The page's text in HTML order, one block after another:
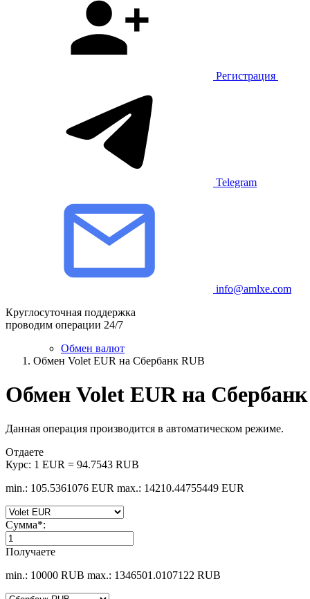
Регистрация
Telegram
info@amlxe.com
Круглосуточная поддержка
проводим операции 24/7
Обмен валют
Обмен Volet EUR на Сбербанк RUB
Обмен Volet EUR на
Данная операция производится в автоматическом режиме.
Отдаете
Курс: 1 EUR = 94.7543 RUB
min.: 105.5361076 EUR max.: 14210.44755449 EUR
Сумма*:
Получаете
min.: 10000 RUB max.: 1346501.0107122 RUB